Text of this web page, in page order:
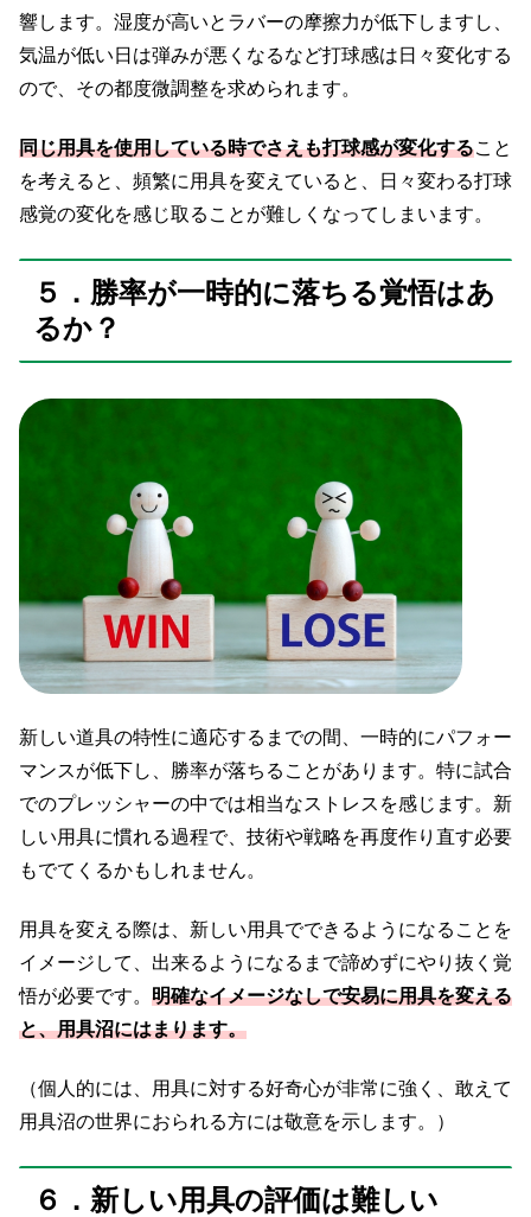
響します。湿度が高いとラバーの摩擦力が低下しますし、
気温が低い日は弾みが悪くなるなど打球感は日々変化する
ので、その都度微調整を求められます。
同じ用具を使用している時でさえも打球感が変化すること
を考えると、頻繁に用具を変えていると、日々変わる打球
感覚の変化を感じ取ることが難しくなってしまいます。
５．勝率が一時的に落ちる覚悟はあ
るか？
新しい道具の特性に適応するまでの間、一時的にパフォー
マンスが低下し、勝率が落ちることがあります。特に試合
でのプレッシャーの中では相当なストレスを感じます。新
しい用具に慣れる過程で、技術や戦略を再度作り直す必要
もでてくるかもしれません。
用具を変える際は、新しい用具でできるようになることを
イメージして、出来るようになるまで諦めずにやり抜く覚
悟が必要です。 明確なイメージなしで安易に用具を変える
と、用具沼にはまります。
（個人的には、用具に対する好奇心が非常に強く、敢えて
用具沼の世界におられる方には敬意を示します。）
６．新しい用具の評価は難しい